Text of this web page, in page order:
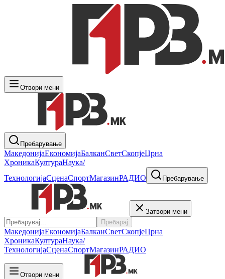
Отвори мени
Пребарување
МакедонијаЕкономијаБалканСветСкопјеЦрна
ХроникаКултураНаука/
ТехнологијаСценаСпортМагазинРАДИО Пребарување
Затвори мени
Пребарај
МакедонијаЕкономијаБалканСветСкопјеЦрна
ХроникаКултураНаука/
ТехнологијаСценаСпортМагазинРАДИО
Отвори мени